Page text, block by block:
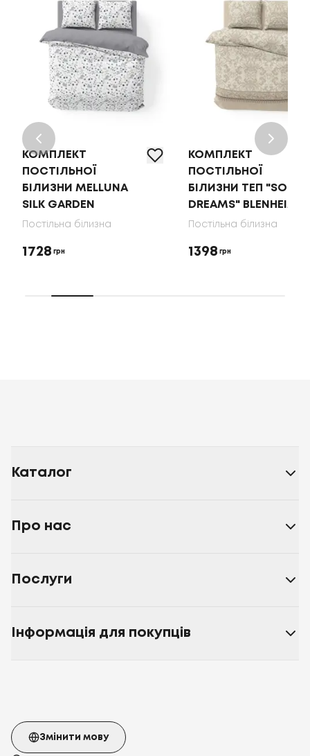
КОМПЛЕКТ
ПОСТІЛЬНОЇ
БІЛИЗНИ MELLUNA
SILK GARDEN
Постільна білизна
1728 грн
КОМПЛЕКТ
ПОСТІЛЬНОЇ
БІЛИЗНИ ТЕП "SOFT
DREAMS" BLENHEIM
Постільна білизна
1398 грн
Каталог
Про нас
Послуги
Інформація для покупців
Змінити мову